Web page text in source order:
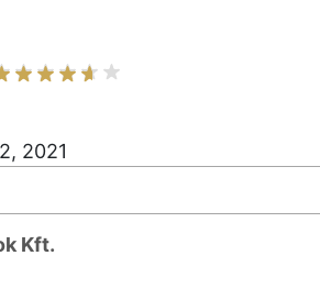
2021
Kft.